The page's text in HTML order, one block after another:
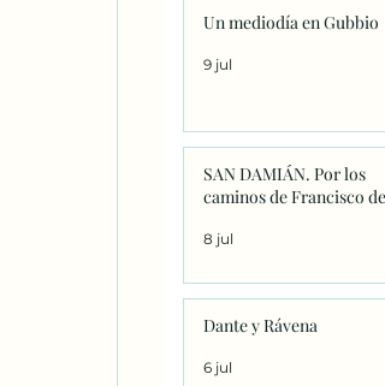
Un mediodía en Gubbio
9 jul
SAN DAMIÁN. Por los
caminos de Francisco
8 jul
Dante y Rávena
6 jul